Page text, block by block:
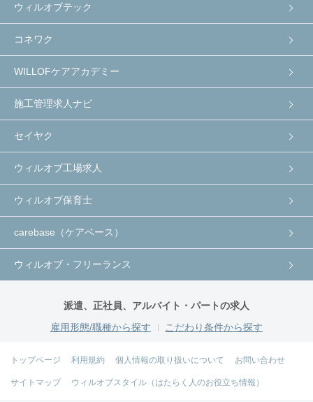
ウィルオブテック
コネワク
WILLOFケアアカデミー
施工管理求人ナビ
セイヤク
ウィルオブ工場求人
ウィルオブ保育士
carebase（ケアベース）
ウィルオブ・フリーランス
派遣、正社員、アルバイト・パートの求人
雇用形態/職種から探す
こだわり条件から探す
トップページ 利用規約 個人情報の取り扱いについて お問い合わせ
サイトマップ ウィルオブスタイル（はたらく人のお役立ち情報）